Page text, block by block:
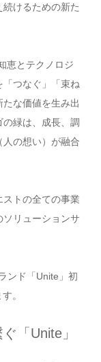
けるための新た
恵とテクノロジ
つなぐ」「束ね
な価値を生み出
緑は、成長、調
の想い）が融合
トの全ての事業
リューションサ
ンド「Unite」初
。
「Unite」